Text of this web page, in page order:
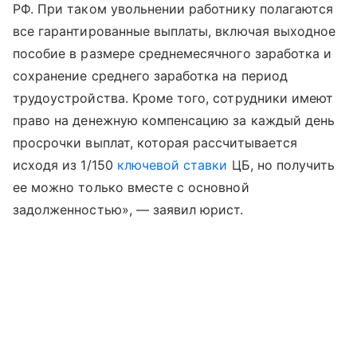
РФ. При таком увольнении работнику полагаются
все гарантированные выплаты, включая выходное
пособие в размере среднемесячного заработка и
сохранение среднего заработка на период
трудоустройства. Кроме того, сотрудники имеют
право на денежную компенсацию за каждый день
просрочки выплат, которая рассчитывается
исходя из 1/150 ключевой ставки ЦБ, но получить
ее можно только вместе с основной
задолженностью», — заявил юрист.